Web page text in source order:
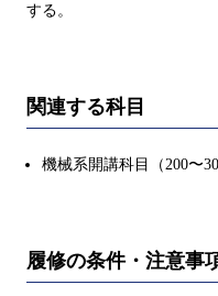
する。
関連する科目
機械系開講科目（200〜
履修の条件・注意事